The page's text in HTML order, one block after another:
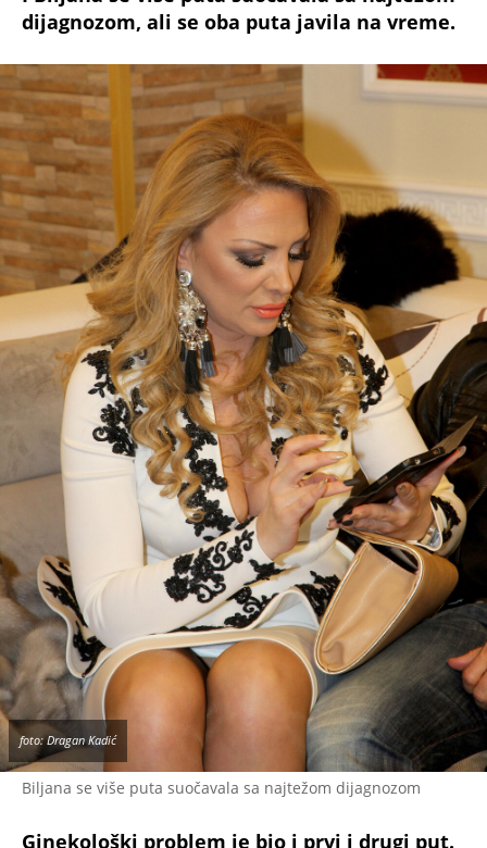
dijagnozom, ali se oba puta javila na vreme.
Biljana se više puta suočavala sa najtežom dijagnozom
foto: Dragan Kadić
Ginekološki problem je bio i prvi i drugi put.